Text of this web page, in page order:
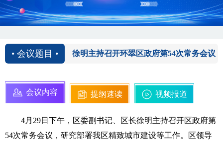
• 会议题目 • 徐明主持召开环翠区政府第54次常务会议
会议内容 提纲速读 视频报道
4月29日下午，区委副书记、区长徐明主持召开区政府第
54次常务会议，研究部署我区精致城市建设等工作。区领导